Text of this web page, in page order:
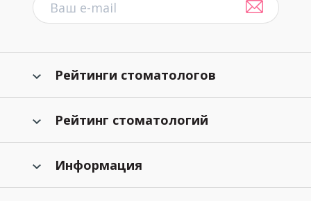
Рейтинги стоматологов
Рейтинг стоматологий
Информация